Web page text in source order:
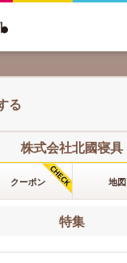
る
株式会社北國寝具
クーポン 地図
特集